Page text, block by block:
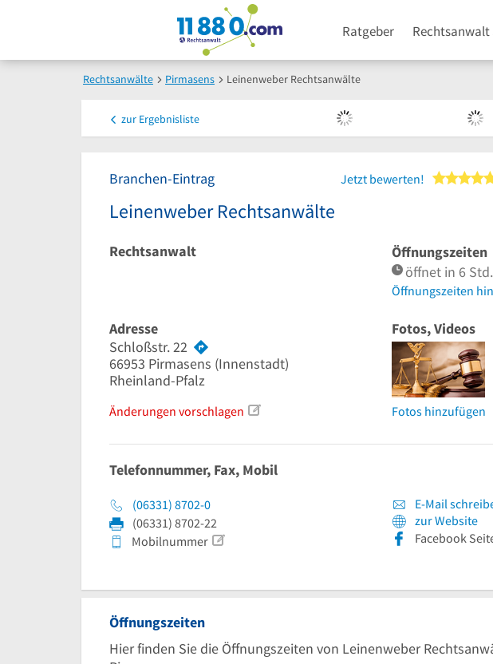
Ratgeber Rechtsanwalt
Rechtsanwälte Pirmasens Leinenweber Rechtsanwälte
zur Ergebnisliste
Branchen-Eintrag Jetzt bewerten!
Leinenweber Rechtsanwälte
Rechtsanwalt
Öffnungszeiten
öffnet in 6
Öffnungszeiten
Adresse
Schloßstr. 22
66953 Pirmasens (Innenstadt)
Rheinland-Pfalz
Änderungen vorschlagen
Fotos, Videos
Fotos hinzufügen
Telefonnummer, Fax, Mobil
(06331) 8702-0
(06331) 8702-22
Mobilnummer
E-Mail
zur Website
Facebook
Öffnungszeiten
Hier finden Sie die Öffnungszeiten von Leinenweber